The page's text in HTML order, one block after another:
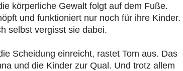
körperliche Gewalt folgt auf dem Fuße.
und funktioniert nur noch für ihre Kinder.
selbst vergisst sie dabei.
Scheidung einreicht, rastet Tom aus. Das
und die Kinder zur Qual. Und trotz allem